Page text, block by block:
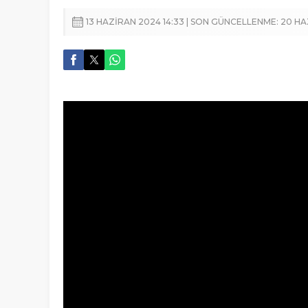
13 HAZIRAN 2024 14:33 | SON GÜNCELLENME: 20